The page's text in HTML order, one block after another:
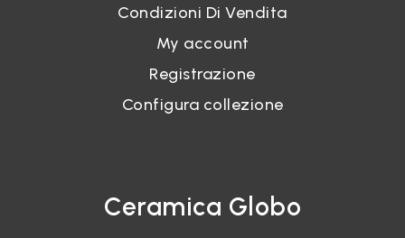
Condizioni Di Vendita
My account
Registrazione
Configura collezione
Ceramica Globo